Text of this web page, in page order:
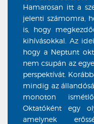
Hamarosan itt a
jelenti számomra,
is, hogy
kihívásokkal. Az
hogy a Neptunt
nem csupán az
perspektívát.
mindig az
monoton
Oktatóként egy
amelynek